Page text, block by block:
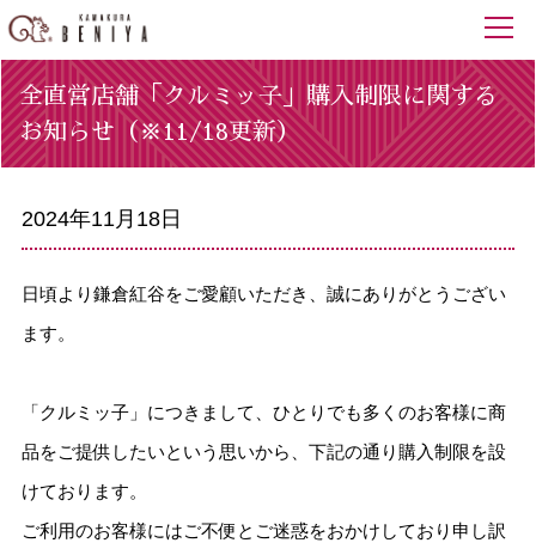
全直営店舗「クルミッ子」購入制限に関する
お知らせ（※11/18更新）
2024年11月18日
日頃より鎌倉紅谷をご愛顧いただき、誠にありがとうござい
ます。
「クルミッ子」につきまして、ひとりでも多くのお客様に商
品をご提供したいという思いから、下記の通り購入制限を設
けております。
ご利用のお客様にはご不便とご迷惑をおかけしており申し訳